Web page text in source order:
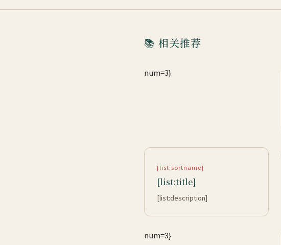
📚 相关推荐
num=3}
[list:sortname]
[list:title]
[list:description]
num=3}